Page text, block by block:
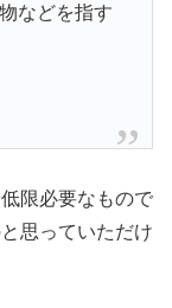
などを指す
限必要なもので
思っていただけ